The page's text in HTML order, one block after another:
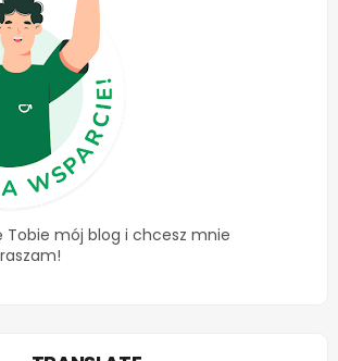
Tobie mój blog i chcesz mnie